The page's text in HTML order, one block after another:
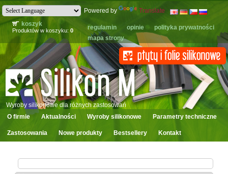
Powered by
Translate
koszyk
Produktów w koszyku:0 regulamin opinie
polityka prywatności
mapa strony
Wyroby silikonowe dla różnych zastosowań
O firmie
Aktualności Wyroby silikonowe Parametry techniczne
Zastosowania Nowe produkty Bestsellery Kontakt